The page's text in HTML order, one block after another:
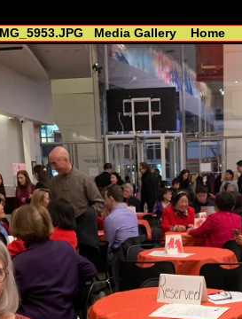
IMG_5953.JPG Media Gallery Home